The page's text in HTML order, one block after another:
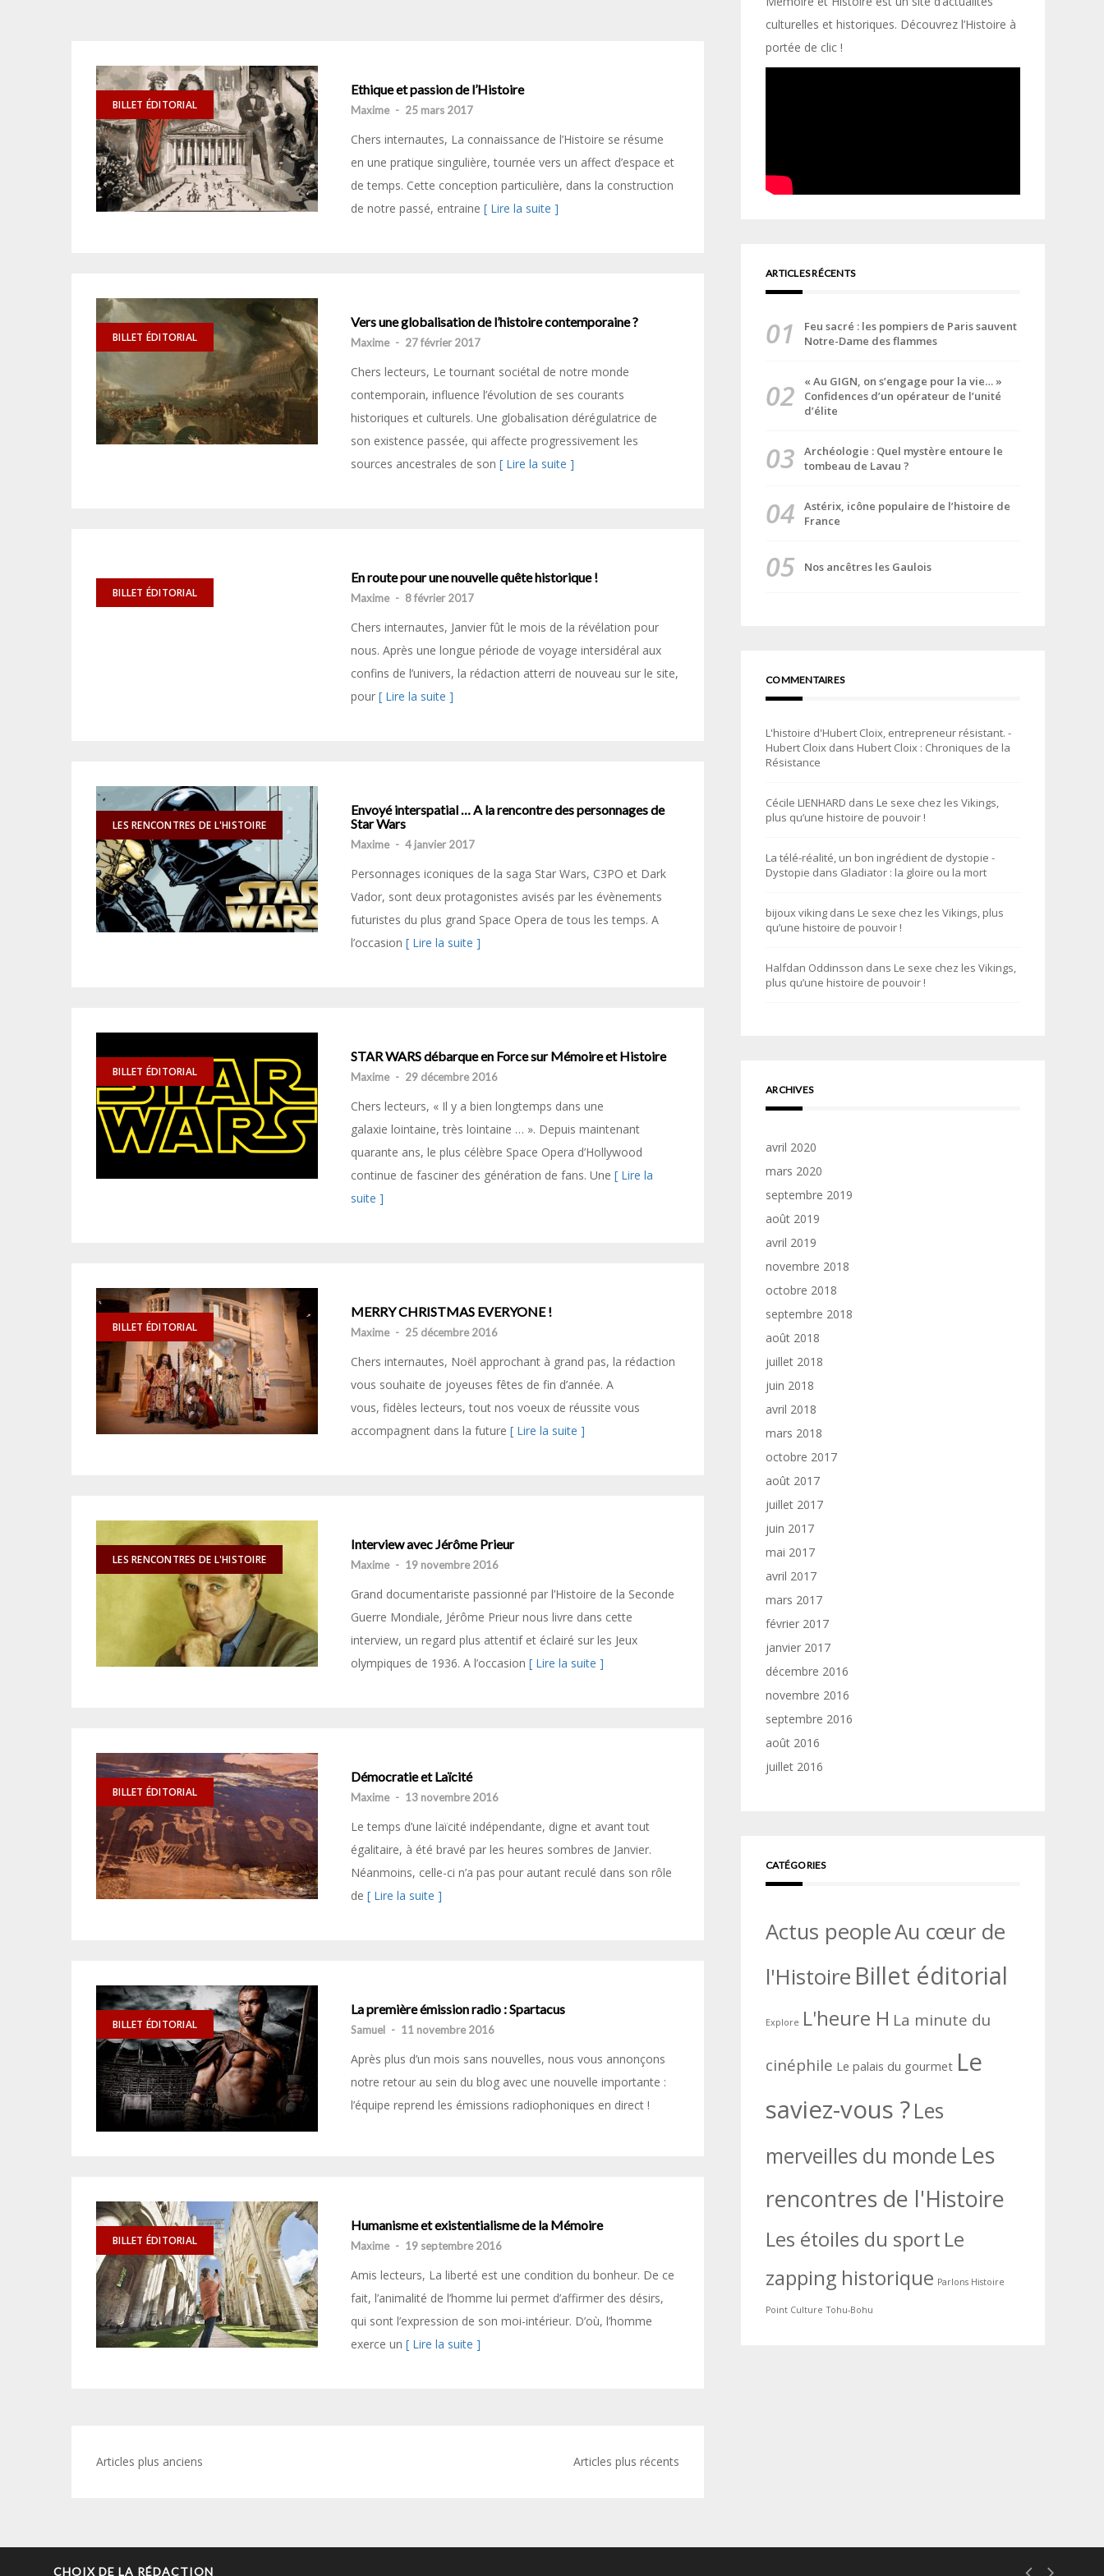
BILLET ÉDITORIAL
Ethique et passion de l’Histoire
Maxime - 25 mars 2017
Chers internautes, La connaissance de l’Histoire se résume
en une pratique singulière, tournée vers un affect d’espace et
de temps. Cette conception particulière, dans la construction
de notre passé, entraine [ Lire la suite ]
BILLET ÉDITORIAL
Vers une globalisation de l’histoire contemporaine ?
Maxime - 27 février 2017
Chers lecteurs, Le tournant sociétal de notre monde
contemporain, influence l’évolution de ses courants
historiques et culturels. Une globalisation dérégulatrice de
son existence passée, qui affecte progressivement les
sources ancestrales de son [ Lire la suite ]
BILLET ÉDITORIAL
En route pour une nouvelle quête historique !
Maxime - 8 février 2017
Chers internautes, Janvier fût le mois de la révélation pour
nous. Après une longue période de voyage intersidéral aux
confins de l’univers, la rédaction atterri de nouveau sur le site,
pour [ Lire la suite ]
LES RENCONTRES DE L'HISTOIRE
Envoyé interspatial … A la rencontre des personnages de
Star Wars
Maxime - 4 janvier 2017
Personnages iconiques de la saga Star Wars, C3PO et Dark
Vador, sont deux protagonistes avisés par les évènements
futuristes du plus grand Space Opera de tous les temps. A
l’occasion [ Lire la suite ]
BILLET ÉDITORIAL
STAR WARS débarque en Force sur Mémoire et Histoire
Maxime - 29 décembre 2016
Chers lecteurs, « Il y a bien longtemps dans une
galaxie lointaine, très lointaine … ». Depuis maintenant
quarante ans, le plus célèbre Space Opera d’Hollywood
continue de fasciner des génération de fans. Une [ Lire la
suite ]
BILLET ÉDITORIAL
MERRY CHRISTMAS EVERYONE !
Maxime - 25 décembre 2016
Chers internautes, Noël approchant à grand pas, la rédaction
vous souhaite de joyeuses fêtes de fin d’année. A
vous, fidèles lecteurs, tout nos voeux de réussite vous
accompagnent dans la future [ Lire la suite ]
LES RENCONTRES DE L'HISTOIRE
Interview avec Jérôme Prieur
Maxime - 19 novembre 2016
Grand documentariste passionné par l’Histoire de la Seconde
Guerre Mondiale, Jérôme Prieur nous livre dans cette
interview, un regard plus attentif et éclairé sur les Jeux
olympiques de 1936. A l’occasion [ Lire la suite ]
BILLET ÉDITORIAL
Démocratie et Laïcité
Maxime - 13 novembre 2016
Le temps d’une laïcité indépendante, digne et avant tout
égalitaire, à été bravé par les heures sombres de Janvier.
Néanmoins, celle-ci n’a pas pour autant reculé dans son rôle
de [ Lire la suite ]
BILLET ÉDITORIAL
La première émission radio : Spartacus
Samuel - 11 novembre 2016
Après plus d’un mois sans nouvelles, nous vous annonçons
notre retour au sein du blog avec une nouvelle importante :
l’équipe reprend les émissions radiophoniques en direct !
BILLET ÉDITORIAL
Humanisme et existentialisme de la Mémoire
Maxime - 19 septembre 2016
Amis lecteurs, La liberté est une condition du bonheur. De ce
fait, l’animalité de l’homme lui permet d’affirmer des désirs,
qui sont l’expression de son moi-intérieur. D’où, l’homme
exerce un [ Lire la suite ]
Navigation
Articles plus anciens Articles plus récents
culturelles et historiques. Découvrez l’Histoire à
portée de clic !
ARTICLES RÉCENTS
Feu sacré : les pompiers de Paris sauvent
Notre-Dame des flammes
« Au GIGN, on s’engage pour la vie… »
Confidences d’un opérateur de l’unité
d’élite
Archéologie : Quel mystère entoure le
tombeau de Lavau ?
Astérix, icône populaire de l’histoire de
France
Nos ancêtres les Gaulois
COMMENTAIRES
L'histoire d'Hubert Cloix, entrepreneur résistant. -
Hubert Cloix dans Hubert Cloix : Chroniques de la
Résistance
Cécile LIENHARD dans Le sexe chez les Vikings,
plus qu’une histoire de pouvoir !
La télé-réalité, un bon ingrédient de dystopie -
Dystopie dans Gladiator : la gloire ou la mort
bijoux viking dans Le sexe chez les Vikings, plus
qu’une histoire de pouvoir !
Halfdan Oddinsson dans Le sexe chez les Vikings,
plus qu’une histoire de pouvoir !
ARCHIVES
avril 2020
mars 2020
septembre 2019
août 2019
avril 2019
novembre 2018
octobre 2018
septembre 2018
août 2018
juillet 2018
juin 2018
avril 2018
mars 2018
octobre 2017
août 2017
juillet 2017
juin 2017
mai 2017
avril 2017
mars 2017
février 2017
janvier 2017
décembre 2016
novembre 2016
septembre 2016
août 2016
juillet 2016
CATÉGORIES
Actus peopleAu cœur de
l'Histoire Billet éditorial
Explore L'heure H La minute du
cinéphile Le palais du gourmet Le
saviez-vous ?Les
merveilles du monde Les
rencontres de l'Histoire
Les étoiles du sport Le
zapping historique Parlons Histoire
Point Culture Tohu-Bohu
CHOIX DE LA RÉDACTION